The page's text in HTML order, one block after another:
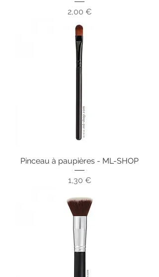
Prix
2,00 €
Pinceau à paupières - ML-SHOP
Prix
1,30 €